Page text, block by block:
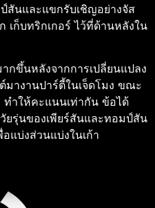
สันและแขกรับเชิญอย่างจัส
เก็บทริกเกอร์ ไว้ที่ด้านหลังใน
กขึ้นหลังจากการเปลี่ยนแปลง
มางานปาร์ตี้ในเจ็ดโมง ขณะ
ทำให้คะแนนเท่ากัน ข้อได้
ยรุ่นของเพียร์สันและทอมป์สัน
แบ่งส่วนแบ่งในเก้า